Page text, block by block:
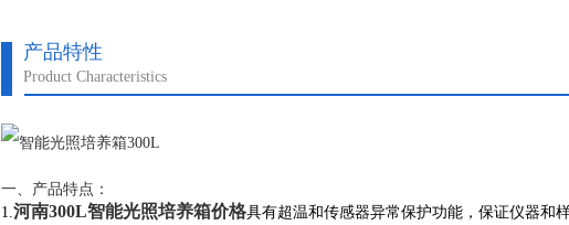
产品特性
Product Characteristics
一、产品特点：
1.河南300L智能光照培养箱价格具有超温和传感器异常保护功能，保证仪器和